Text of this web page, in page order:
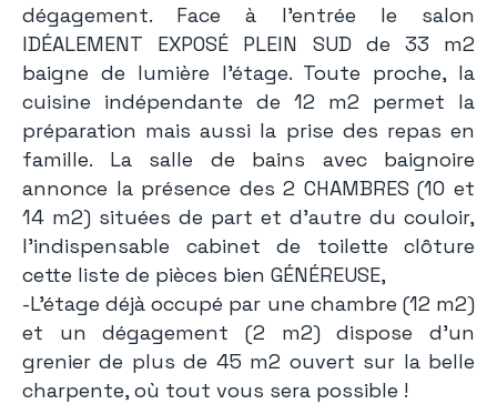
dégagement. Face à l’entrée le salon
IDÉALEMENT EXPOSÉ PLEIN SUD de 33 m2
baigne de lumière l’étage. Toute proche, la
cuisine indépendante de 12 m2 permet la
préparation mais aussi la prise des repas en
famille. La salle de bains avec baignoire
annonce la présence des 2 CHAMBRES (10 et
14 m2) situées de part et d’autre du couloir,
l’indispensable cabinet de toilette clôture
cette liste de pièces bien GÉNÉREUSE,
-L’étage déjà occupé par une chambre (12 m2)
et un dégagement (2 m2) dispose d’un
grenier de plus de 45 m2 ouvert sur la belle
charpente, où tout vous sera possible !